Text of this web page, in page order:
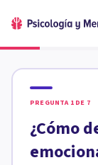
PREGUNTA 1 DE 7
¿Cómo